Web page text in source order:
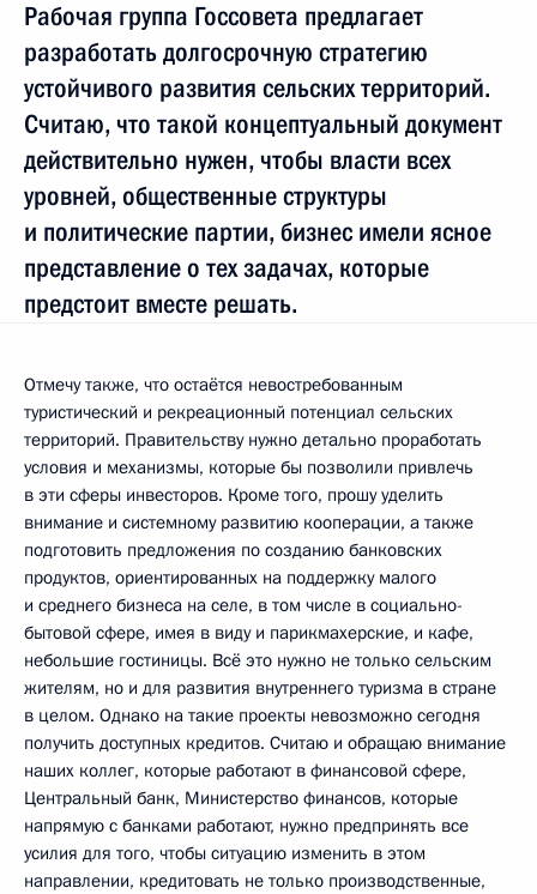
Рабочая группа Госсовета предлагает
разработать долгосрочную стратегию
устойчивого развития сельских территорий.
Считаю, что такой концептуальный документ
действительно нужен, чтобы власти всех
уровней, общественные структуры
и политические партии, бизнес имели ясное
представление о тех задачах, которые
предстоит вместе решать.
Отмечу также, что остаётся невостребованным
туристический и рекреационный потенциал сельских
территорий. Правительству нужно детально проработать
условия и механизмы, которые бы позволили привлечь
в эти сферы инвесторов. Кроме того, прошу уделить
внимание и системному развитию кооперации, а также
подготовить предложения по созданию банковских
продуктов, ориентированных на поддержку малого
и среднего бизнеса на селе, в том числе в социально-
бытовой сфере, имея в виду и парикмахерские, и кафе,
небольшие гостиницы. Всё это нужно не только сельским
жителям, но и для развития внутреннего туризма в стране
в целом. Однако на такие проекты невозможно сегодня
получить доступных кредитов. Считаю и обращаю внимание
наших коллег, которые работают в финансовой сфере,
Центральный банк, Министерство финансов, которые
напрямую с банками работают, нужно предпринять все
усилия для того, чтобы ситуацию изменить в этом
направлении, кредитовать не только производственные,